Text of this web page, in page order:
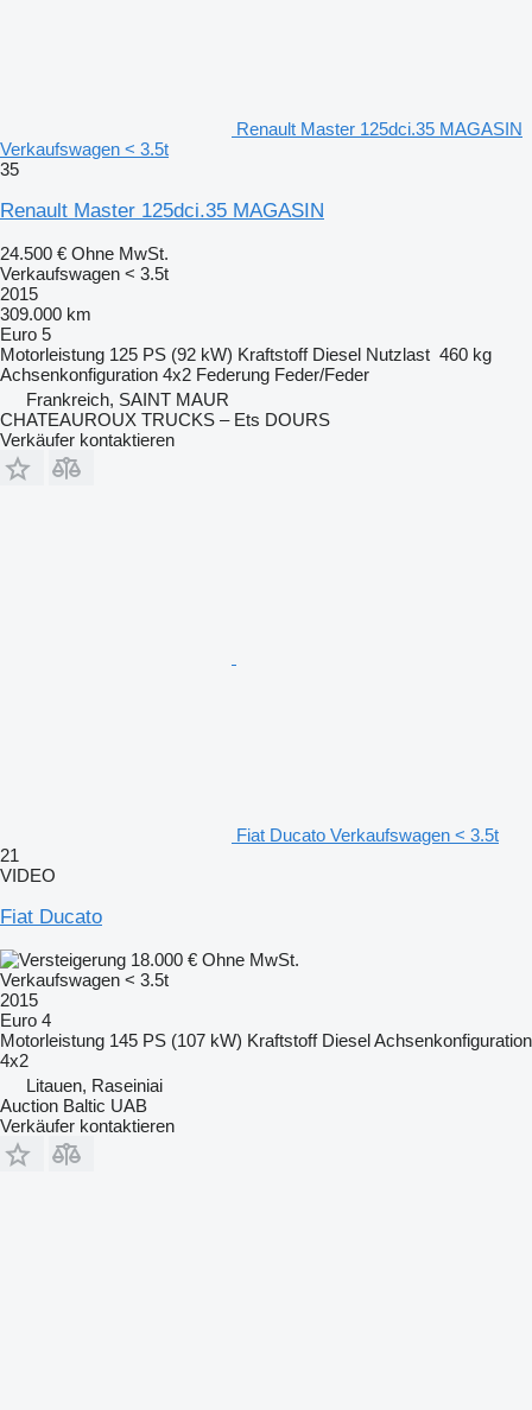
Renault Master 125dci.35 MAGASIN
Verkaufswagen < 3.5t
35
Renault Master 125dci.35 MAGASIN
24.500 € Ohne MwSt.
Verkaufswagen < 3.5t
2015
309.000 km
Euro 5
Motorleistung 125 PS (92 kW) Kraftstoff Diesel Nutzlast 460 kg
Achsenkonfiguration 4x2 Federung Feder/Feder
Frankreich, SAINT MAUR
CHATEAUROUX TRUCKS – Ets DOURS
Verkäufer kontaktieren
Fiat Ducato Verkaufswagen < 3.5t
21
VIDEO
Fiat Ducato
18.000 € Ohne MwSt.
Verkaufswagen < 3.5t
2015
Euro 4
Motorleistung 145 PS (107 kW) Kraftstoff DieselAchsenkonfiguration
4x2
Litauen, Raseiniai
Auction Baltic UAB
Verkäufer kontaktieren